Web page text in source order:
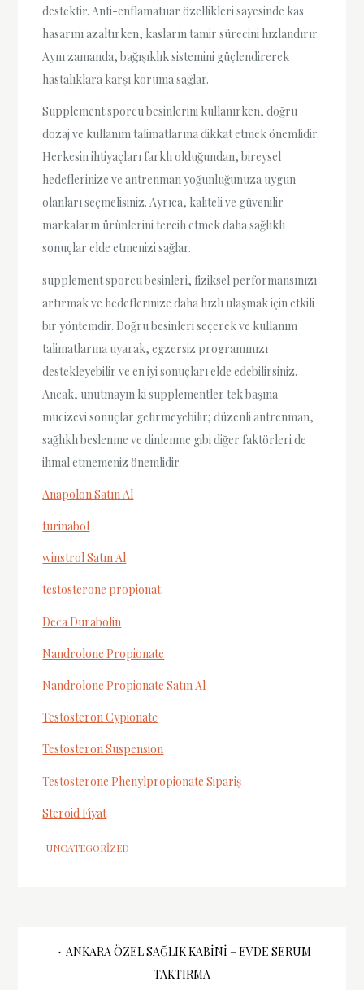
destektir. Anti-enflamatuar özellikleri sayesinde kas
hasarını azaltırken, kasların tamir sürecini hızlandırır.
Aynı zamanda, bağışıklık sistemini güçlendirerek
hastalıklara karşı koruma sağlar.
Supplement sporcu besinlerini kullanırken, doğru
dozaj ve kullanım talimatlarına dikkat etmek önemlidir.
Herkesin ihtiyaçları farklı olduğundan, bireysel
hedeflerinize ve antrenman yoğunluğunuza uygun
olanları seçmelisiniz. Ayrıca, kaliteli ve güvenilir
markaların ürünlerini tercih etmek daha sağlıklı
sonuçlar elde etmenizi sağlar.
supplement sporcu besinleri, fiziksel performansınızı
artırmak ve hedeflerinize daha hızlı ulaşmak için etkili
bir yöntemdir. Doğru besinleri seçerek ve kullanım
talimatlarına uyarak, egzersiz programınızı
destekleyebilir ve en iyi sonuçları elde edebilirsiniz.
Ancak, unutmayın ki supplementler tek başına
mucizevi sonuçlar getirmeyebilir; düzenli antrenman,
sağlıklı beslenme ve dinlenme gibi diğer faktörleri de
ihmal etmemeniz önemlidir.
Anapolon Satın Al
turinabol
winstrol Satın Al
testosterone propionat
Deca Durabolin
Nandrolone Propionate
Nandrolone Propionate Satın Al
Testosteron Cypionate
Testosteron Suspension
Testosterone Phenylpropionate Sipariş
Steroid Fiyat
UNCATEGORIZED
Yazı
ANKARA ÖZEL SAĞLIK KABINI – EVDE SERUM
TAKTIRMA